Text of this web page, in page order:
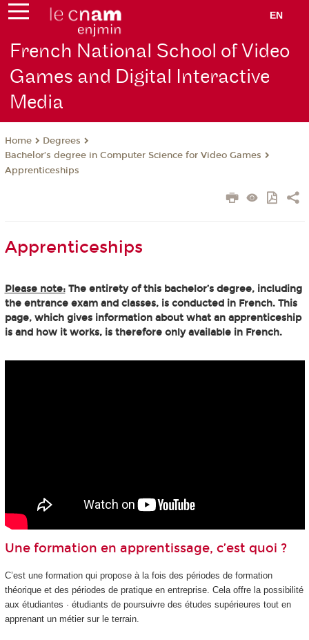
EN
French National School of Video
Games and Digital Interactive
Media
Home
Degrees
Bachelor’s degree in Computer Science for Video Games
Apprenticeships
Apprenticeships
Please note:The entirety of this bachelor’s degree, including
the entrance exam and classes, is conducted in French. This
page, which gives information about what an apprenticeship
is and how it works, is therefore only available in French.
Une formation en apprentissage, c’est quoi ?
C’est une formation qui propose à la fois des périodes de formation
théorique et des périodes de pratique en entreprise. Cela offre la possibilité
aux étudiantes · étudiants de poursuivre des études supérieures tout en
apprenant un métier sur le terrain.